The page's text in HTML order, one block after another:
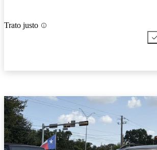
Trato justo